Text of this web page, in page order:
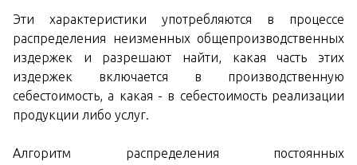
Эти характеристики употребляются в процессе
распределения неизменных общепроизводственных
издержек и разрешают найти, какая часть этих
издержек включается в производственную
себестоимость, а какая - в себестоимость реализации
продукции либо услуг.
Алгоритм распределения постоянных